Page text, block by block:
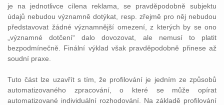
je na jednotlivce cílena reklama, se pravděpodobně subjektu
údajů nebudou významně dotýkat, resp. zřejmě pro něj nebudou
představovat žádné významnější omezení, z kterých by se ono
„významné dotčení“ dalo dovozovat, ale nemusí to platit
bezpodmínečně. Finální výklad však pravděpodobně přinese až
soudní praxe.
Tuto část lze uzavřít s tím, že profilování je jedním ze způsobů
automatizovaného zpracování, o které se může opírat
automatizované individuální rozhodování. Na základě profilování